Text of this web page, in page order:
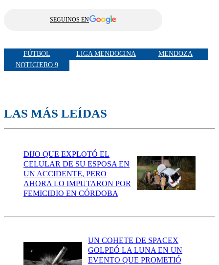
SEGUINOS EN
FÚTBOL LIGA MENDOCINA
MENDOZA
NOTICIERO 9
LAS MÁS LEÍDAS
DIJO QUE EXPLOTÓ EL
CELULAR DE SU ESPOSA EN
UN ACCIDENTE, PERO
AHORA LO IMPUTARON POR
FEMICIDIO EN CÓRDOBA
UN COHETE DE SPACEX
GOLPEÓ LA LUNA EN UN
EVENTO QUE PROMETIÓ